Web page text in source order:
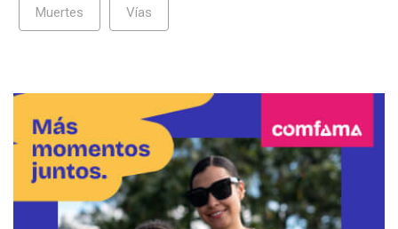
Muertes Vías